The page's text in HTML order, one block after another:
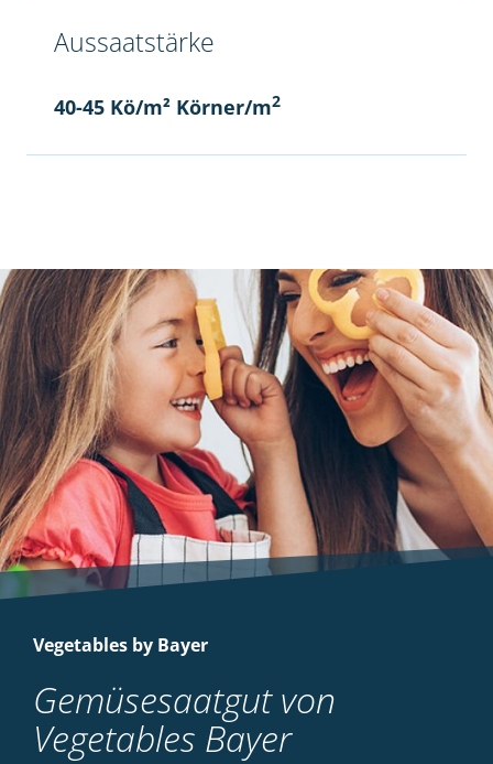
Aussaatstärke
40-45 Kö/m² Körner/m2
Vegetables by Bayer
Gemüsesaatgut von
Vegetables Bayer